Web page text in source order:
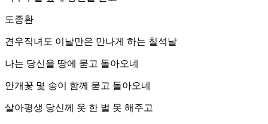
도종환
견우직녀도 이날만은 만나게 하는 칠석날
나는 당신을 땅에 묻고 돌아오네
안개꽃 몇 송이 함께 묻고 돌아오네
살아평생 당신께 옷 한 벌 못 해주고